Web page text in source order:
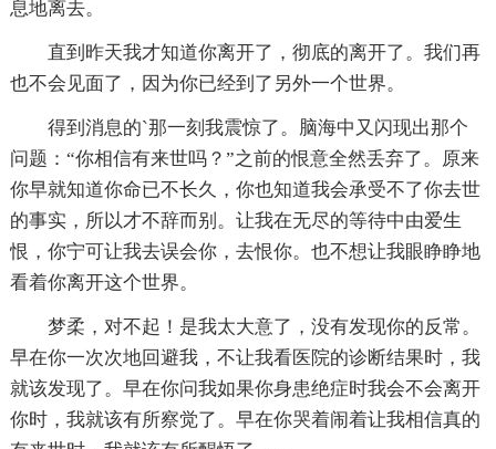
息地离去。
直到昨天我才知道你离开了，彻底的离开了。我们再
也不会见面了，因为你已经到了另外一个世界。
得到消息的`那一刻我震惊了。脑海中又闪现出那个
问题：“你相信有来世吗？”之前的恨意全然丢弃了。原来
你早就知道你命已不长久，你也知道我会承受不了你去世
的事实，所以才不辞而别。让我在无尽的等待中由爱生
恨，你宁可让我去误会你，去恨你。也不想让我眼睁睁地
看着你离开这个世界。
梦柔，对不起！是我太大意了，没有发现你的反常。
早在你一次次地回避我，不让我看医院的诊断结果时，我
就该发现了。早在你问我如果你身患绝症时我会不会离开
你时，我就该有所察觉了。早在你哭着闹着让我相信真的